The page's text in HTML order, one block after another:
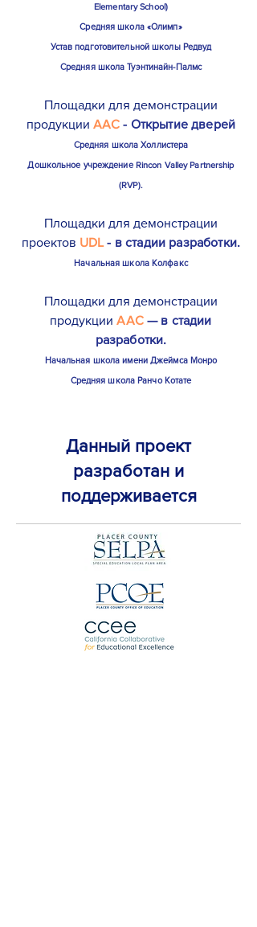
Elementary School)
Средняя школа «Олимп»
Устав подготовительной школы Редвуд
Средняя школа Туэнтинайн-Палмс
Площадки для демонстрации
продукции AAC - Открытие дверей
Средняя школа Холлистера
Дошкольное учреждение Rincon Valley Partnership
(RVP).
Площадки для демонстрации
проектов UDL - в стадии разработки.
Начальная школа Колфакс
Площадки для демонстрации
продукцииAAC — в стадии
разработки.
Начальная школа имени Джеймса Монро
Средняя школа Ранчо Котате
Данный проект
разработан и
поддерживается